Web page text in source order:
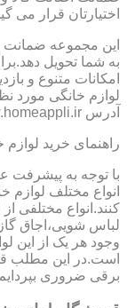
اختیارتان قرار می
این مجموعه ضمانت
به شما تحویل
امکانات متنوع و
لوازم خانگی مورد
آدرس https://www.homeappli.ir سر بزنید.
راهنمای خرید
با توجه به پیشرفت
انواع مختلف
کنند.انواع مختلفی
لباس شویی،اجاق
وجود هر یک از این
است.در این مطلب
برقی ضروری